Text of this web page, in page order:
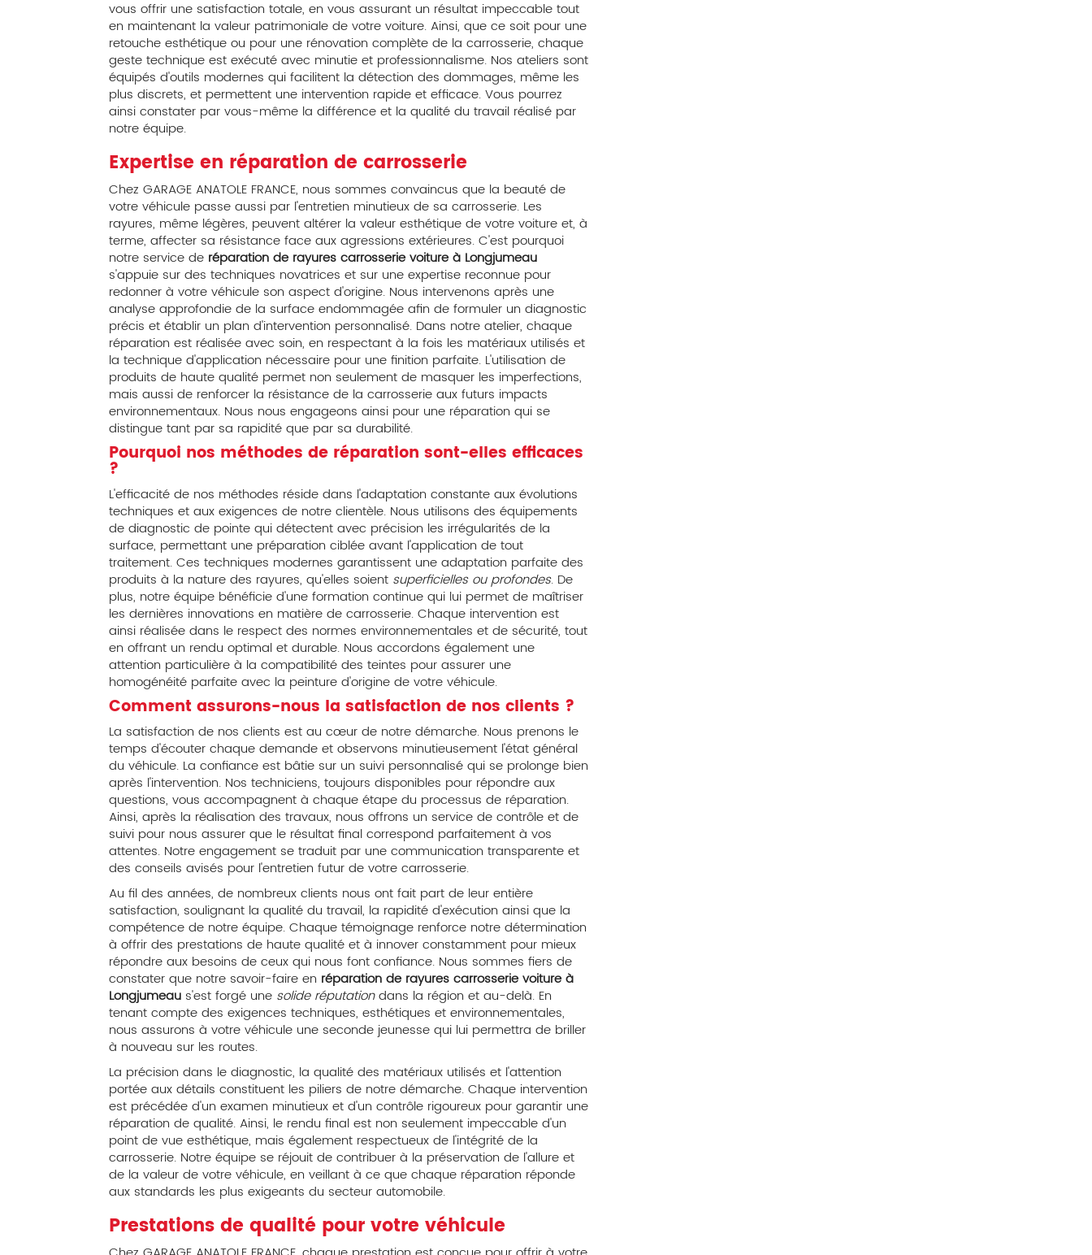
vous offrir une satisfaction totale, en vous assurant un résultat impeccable tout
en maintenant la valeur patrimoniale de votre voiture. Ainsi, que ce soit pour une
retouche esthétique ou pour une rénovation complète de la carrosserie, chaque
geste technique est exécuté avec minutie et professionnalisme. Nos ateliers sont
équipés d'outils modernes qui facilitent la détection des dommages, même les
plus discrets, et permettent une intervention rapide et efficace. Vous pourrez
ainsi constater par vous-même la différence et la qualité du travail réalisé par
notre équipe.
Expertise en réparation de carrosserie
Chez GARAGE ANATOLE FRANCE, nous sommes convaincus que la beauté de
votre véhicule passe aussi par l'entretien minutieux de sa carrosserie. Les
rayures, même légères, peuvent altérer la valeur esthétique de votre voiture et, à
terme, affecter sa résistance face aux agressions extérieures. C'est pourquoi
notre service de réparation de rayures carrosserie voiture à Longjumeau
s'appuie sur des techniques novatrices et sur une expertise reconnue pour
redonner à votre véhicule son aspect d'origine. Nous intervenons après une
analyse approfondie de la surface endommagée afin de formuler un diagnostic
précis et établir un plan d'intervention personnalisé. Dans notre atelier, chaque
réparation est réalisée avec soin, en respectant à la fois les matériaux utilisés et
la technique d'application nécessaire pour une finition parfaite. L'utilisation de
produits de haute qualité permet non seulement de masquer les imperfections,
mais aussi de renforcer la résistance de la carrosserie aux futurs impacts
environnementaux. Nous nous engageons ainsi pour une réparation qui se
distingue tant par sa rapidité que par sa durabilité.
Pourquoi nos méthodes de réparation sont-elles efficaces
?
L'efficacité de nos méthodes réside dans l'adaptation constante aux évolutions
techniques et aux exigences de notre clientèle. Nous utilisons des équipements
de diagnostic de pointe qui détectent avec précision les irrégularités de la
surface, permettant une préparation ciblée avant l'application de tout
traitement. Ces techniques modernes garantissent une adaptation parfaite des
produits à la nature des rayures, qu'elles soient superficielles ou profondes. De
plus, notre équipe bénéficie d'une formation continue qui lui permet de maîtriser
les dernières innovations en matière de carrosserie. Chaque intervention est
ainsi réalisée dans le respect des normes environnementales et de sécurité, tout
en offrant un rendu optimal et durable. Nous accordons également une
attention particulière à la compatibilité des teintes pour assurer une
homogénéité parfaite avec la peinture d'origine de votre véhicule.
Comment assurons-nous la satisfaction de nos clients ?
La satisfaction de nos clients est au cœur de notre démarche. Nous prenons le
temps d'écouter chaque demande et observons minutieusement l'état général
du véhicule. La confiance est bâtie sur un suivi personnalisé qui se prolonge bien
après l'intervention. Nos techniciens, toujours disponibles pour répondre aux
questions, vous accompagnent à chaque étape du processus de réparation.
Ainsi, après la réalisation des travaux, nous offrons un service de contrôle et de
suivi pour nous assurer que le résultat final correspond parfaitement à vos
attentes. Notre engagement se traduit par une communication transparente et
des conseils avisés pour l'entretien futur de votre carrosserie.
Au fil des années, de nombreux clients nous ont fait part de leur entière
satisfaction, soulignant la qualité du travail, la rapidité d'exécution ainsi que la
compétence de notre équipe. Chaque témoignage renforce notre détermination
à offrir des prestations de haute qualité et à innover constamment pour mieux
répondre aux besoins de ceux qui nous font confiance. Nous sommes fiers de
constater que notre savoir-faire en réparation de rayures carrosserie voiture à
Longjumeau s'est forgé une solide réputationdans la région et au-delà. En
tenant compte des exigences techniques, esthétiques et environnementales,
nous assurons à votre véhicule une seconde jeunesse qui lui permettra de briller
à nouveau sur les routes.
La précision dans le diagnostic, la qualité des matériaux utilisés et l'attention
portée aux détails constituent les piliers de notre démarche. Chaque intervention
est précédée d'un examen minutieux et d'un contrôle rigoureux pour garantir une
réparation de qualité. Ainsi, le rendu final est non seulement impeccable d'un
point de vue esthétique, mais également respectueux de l'intégrité de la
carrosserie. Notre équipe se réjouit de contribuer à la préservation de l'allure et
de la valeur de votre véhicule, en veillant à ce que chaque réparation réponde
aux standards les plus exigeants du secteur automobile.
Prestations de qualité pour votre véhicule